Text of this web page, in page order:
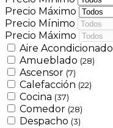
Precio Máximo
Precio Mínimo
Precio Máximo
Aire Acondicionado
Amueblado (28)
Ascensor (7)
Calefacción (22)
Cocina (37)
Comedor (28)
Despacho (3)